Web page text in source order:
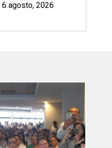
6 agosto, 2026